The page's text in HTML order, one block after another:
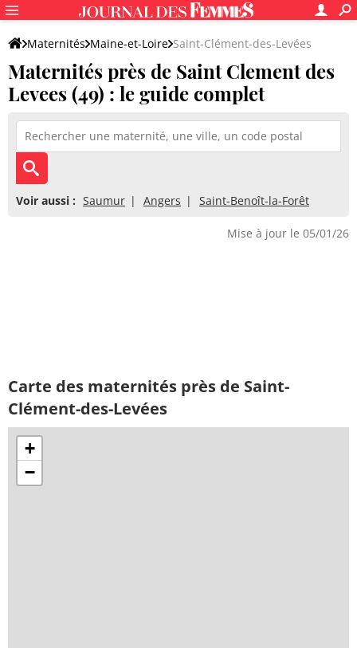
Maternités Maine-et-Loire Saint-Clément-des-Levées
Maternités près de Saint Clement des
Levees (49) : le guide complet
Voir aussi : Saumur Angers Saint-Benoît-la-Forêt
Mise à jour le 05/01/26
Carte des maternités près de Saint-
Clément-des-Levées
+
−